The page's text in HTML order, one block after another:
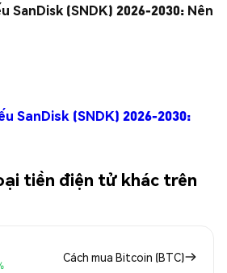
SanDisk (SNDK) 2026-2030: Nên
SanDisk (SNDK) 2026-2030:
tiền điện tử khác trên
Cách mua Bitcoin (BTC)